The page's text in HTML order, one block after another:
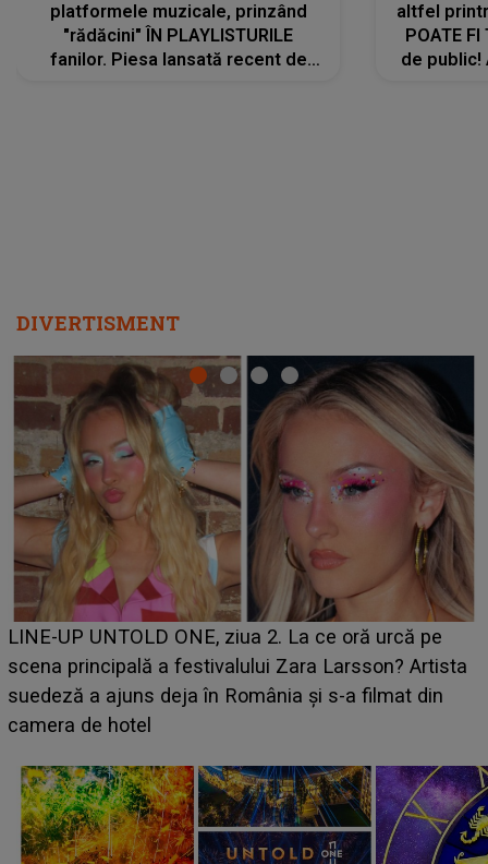
platformele muzicale, prinzând
"rădăcini" ÎN PLAYLISTURILE
fanilor. Piesa lansată recent de
altfel
POATE FI
de public!
DIVERTISMENT
Ce a dezvăluit noua concurentă din "Casa Iubirii" l-a
luat prin surprindere pe Emanuel. CINE ESTE
BĂIATUL VIZAT de Alexandra?! Aflându-se în fața
faptului împlinit, A RECUNOSCUT IMEDIAT: "Am